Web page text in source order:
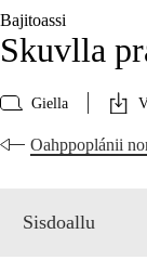
Bajitoassi
Skuvlla
Giella
Oahppoplánii
Sisdoallu